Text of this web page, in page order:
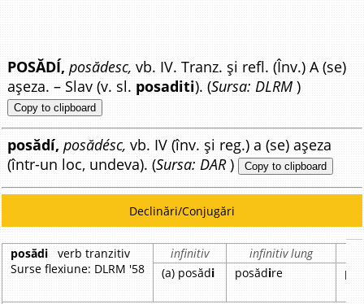
POSĂDÍ, posădesc, vb. IV. Tranz. și refl. (Înv.) A (se)
așeza. – Slav (v. sl. posaditi). (Sursa: DLRM )
Copy to clipboard
posădí, posădésc, vb. IV (înv. și reg.) a (se) așeza
(într-un loc, undeva). (Sursa: DAR) Copy to clipboard
Declinări/Conjugări
posădi verb tranzitiv
Surse flexiune: DLRM '58
infinitiv infinitiv lung
(a) posădi posădire